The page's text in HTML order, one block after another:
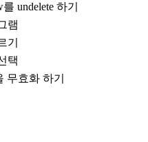
undelete 하기
램
기
택
무효화 하기